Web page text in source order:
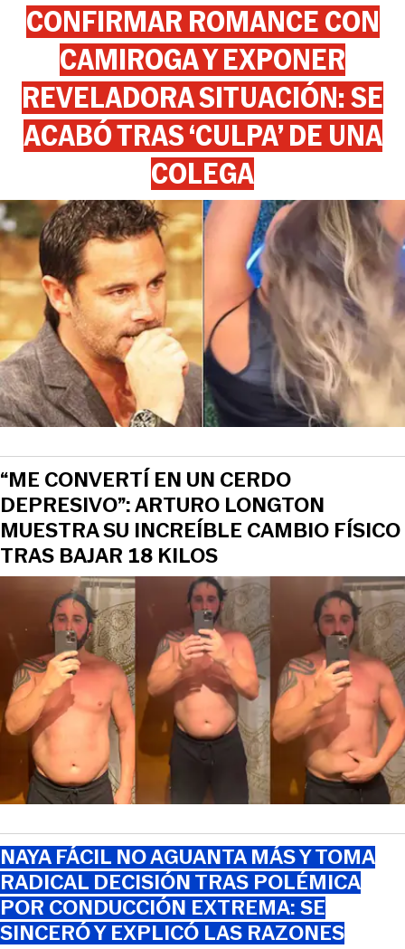
CONFIRMAR ROMANCE CON
CAMIROGA Y EXPONER
REVELADORA SITUACIÓN: SE
ACABÓ TRAS ‘CULPA’ DE UNA
COLEGA
“ME CONVERTÍ EN UN CERDO
DEPRESIVO”: ARTURO LONGTON
MUESTRA SU INCREÍBLE CAMBIO FÍSICO
TRAS BAJAR 18 KILOS
NAYA FÁCIL NO AGUANTA MÁS Y TOMA
RADICAL DECISIÓN TRAS POLÉMICA
POR CONDUCCIÓN EXTREMA: SE
SINCERÓ Y EXPLICÓ LAS RAZONES